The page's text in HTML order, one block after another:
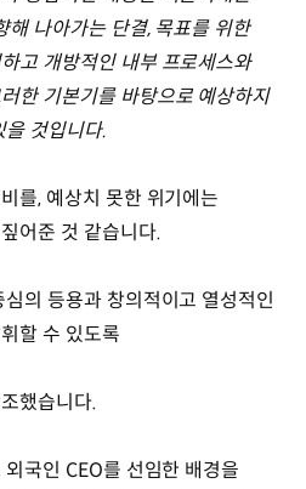
해 나아가는 단결, 목표를 위한
고 개방적인 내부 프로세스와
한 기본기를 바탕으로 예상하지
것입니다.
를, 예상치 못한 위기에는
어준 것 같습니다.
의 등용과 창의적이고 열성적인
할 수 있도록
했습니다.
국인 CEO를 선임한 배경을